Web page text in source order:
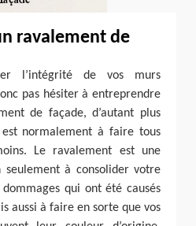
ravalement de
l’intégrité de vos murs
pas hésiter à entreprendre
de façade, d’autant plus
normalement à faire tous
Le ravalement est une
à consolider votre
qui ont été causés
aussi à faire en sorte que vos